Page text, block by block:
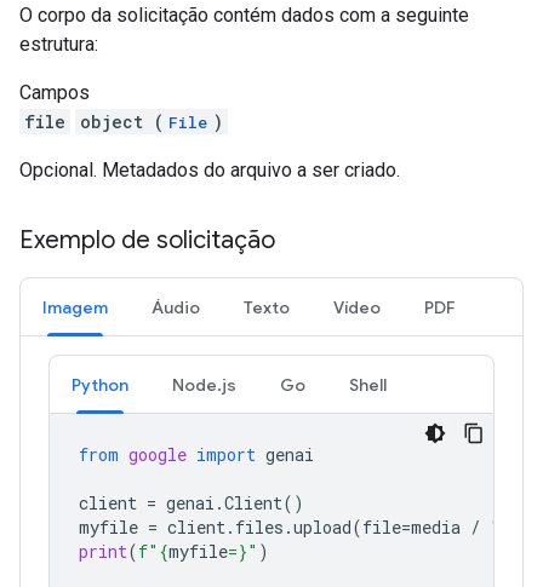
O corpo da solicitação contém dados com a seguinte
estrutura:
Campos
file
object ( File )
Opcional. Metadados do arquivo a ser criado.
Exemplo de solicitação
Imagem Áudio Texto Vídeo PDF
Python Node.js Go Shell
from google import genai
client = genai .Client()
myfile = client. files .upload(file=media /
print(f" {myfile=}" )